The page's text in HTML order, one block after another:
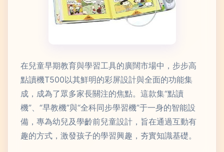
在兒童早期教育與學習工具的廣闊市場中，步步高
點讀機T500以其鮮明的彩屏設計與全面的功能集
成，成為了眾多家長關注的焦點。這款集“點讀
機”、“早教機”與“全科同步學習機”于一身的智能設
備，專為幼兒及學齡前兒童設計，旨在通過互動有
趣的方式，激發孩子的學習興趣，夯實知識基礎。